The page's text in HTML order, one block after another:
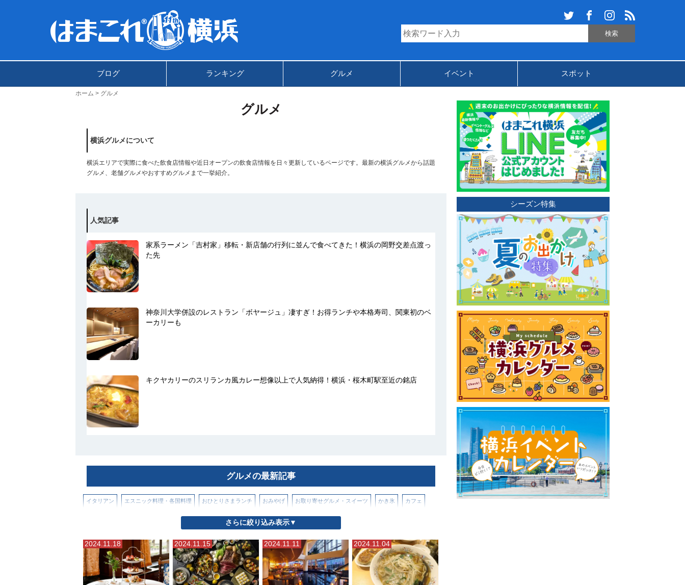
ブログ ランキング グルメ イベント スポット
ホーム グルメ
グルメ
横浜グルメについて
横浜エリアで実際に食べた飲食店情報や近日オープンの飲食店情報を日々更新しているページです。最新の横浜グルメから話題
グルメ、老舗グルメやおすすめグルメまで一挙紹介。
人気記事
家系ラーメン「吉村家」移転・新店舗の行列に並んで食べてきた！横浜の岡野交差点渡っ
た先
神奈川大学併設のレストラン「ボヤージュ」凄すぎ！お得ランチや本格寿司、関東初のベ
ーカリーも
キクヤカリーのスリランカ風カレー想像以上で人気納得！横浜・桜木町駅至近の銘店
グルメの最新記事
イタリアン エスニック料理・各国料理 おひとりさまランチ おみやげ お取り寄せグルメ・スイーツ かき氷 カフェ
とんかつ・天ぷら・揚げもの
パン屋・パン情報 ホテルアフタヌーンティー ホテルブッフェ ラーメン・つけ麺
ラーメン（横浜市内） ラーメン（横浜市外・県内）
さらに絞り込み表示▼
2024.11.18 2024.11.15 2024.11.11 2024.11.04
シーズン特集